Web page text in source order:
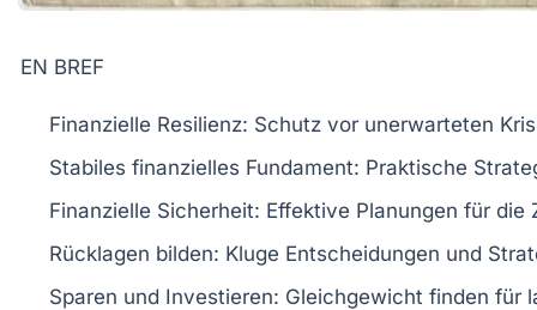
EN BREF
Finanzielle Resilienz: Schutz vor unerwarteten
Stabiles finanzielles Fundament: Praktische
Finanzielle Sicherheit: Effektive Planungen für die
Rücklagen bilden: Kluge Entscheidungen und
Sparen und Investieren: Gleichgewicht finden für